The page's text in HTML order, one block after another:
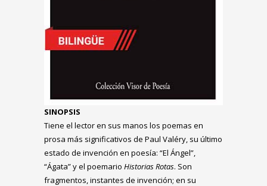
SINOPSIS
Tiene el lector en sus manos los poemas en
prosa más significativos de Paul Valéry, su último
estado de invención en poesía: “El Ángel”,
“Ágata” y el poemario Historias Rotas. Son
fragmentos, instantes de invención; en su